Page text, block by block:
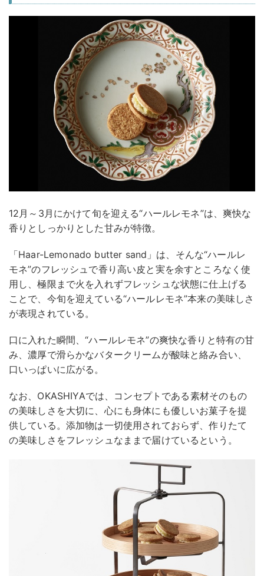
12月～3月にかけて旬を迎える“ハールレモネ”は、爽快な
香りとしっかりとした甘みが特徴。
「Haar-Lemonado butter sand」は、そんな“ハールレ
モネ”のフレッシュで香り高い皮と実を余すところなく使
用し、極限まで火を入れずフレッシュな状態に仕上げる
ことで、今旬を迎えている“ハールレモネ”本来の美味しさ
が表現されている。
口に入れた瞬間、“ハールレモネ”の爽快な香りと特有の甘
み、濃厚で滑らかなバタークリームが酸味と絡み合い、
口いっぱいに広がる。
なお、OKASHIYAでは、コンセプトである素材そのもの
の美味しさを大切に、心にも身体にも優しいお菓子を提
供している。添加物は一切使用されておらず、作りたて
の美味しさをフレッシュなままで届けているという。